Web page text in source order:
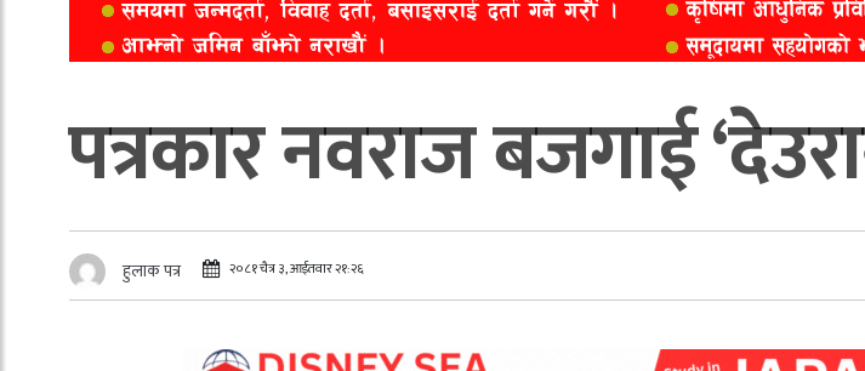
पत्रकार नवराज बजगाई
हुलाक पत्र २०८१ चैत्र ३, आईतवार २१:२६